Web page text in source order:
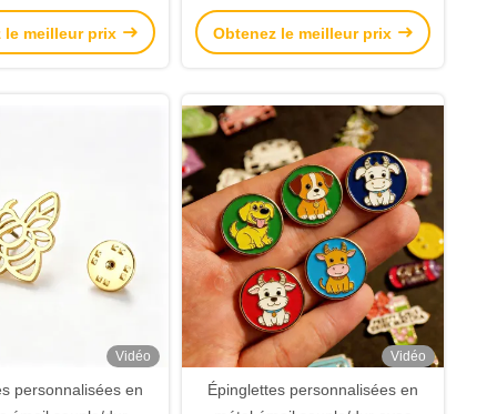
Zinc Alloy Material
le meilleur prix
anneau magnétique pour la
marque et la décoration
Obtenez le meilleur prix
Vidéo
personnalisées en
Vidéo
Épinglettes personnalisées en